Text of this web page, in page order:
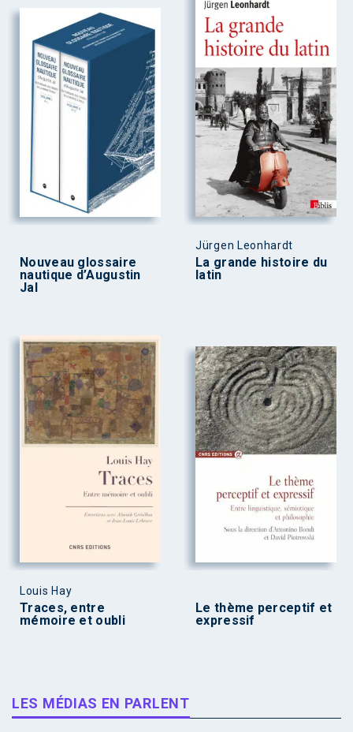
Nouveau glossaire
nautique d’Augustin
Jal
Jürgen Leonhardt
La grande histoire du
latin
Louis Hay
Traces, entre
mémoire et oubli
Le thème perceptif et
expressif
LES MÉDIAS EN PARLENT